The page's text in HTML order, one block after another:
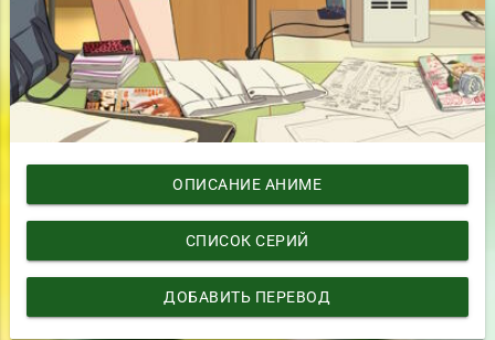
ОПИСАНИЕ АНИМЕ
СПИСОК СЕРИЙ
ДОБАВИТЬ ПЕРЕВОД